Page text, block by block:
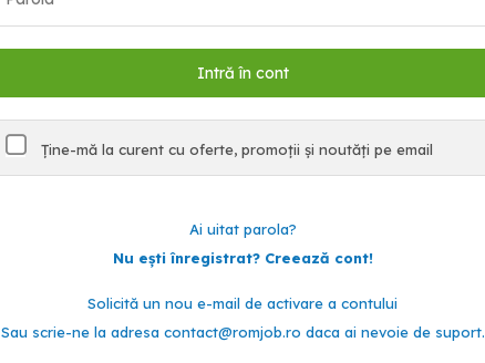
Ține-mă la curent cu oferte, promoții și noutăți pe email
Ai uitat parola?
Nu ești înregistrat? Creează cont!
Solicită un nou e-mail de activare a contului
Sau scrie-ne la adresa contact@romjob.ro daca ai nevoie de suport.